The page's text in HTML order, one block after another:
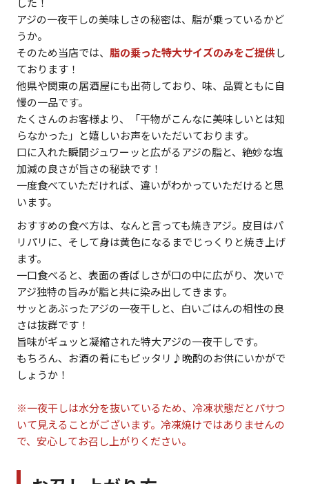
アジの一夜干しの美味しさの秘密は、脂が乗っているかど
うか。
そのため当店では、脂の乗った特大サイズのみをご提供し
ております！
他県や関東の居酒屋にも出荷しており、味、品質ともに自
慢の一品です。
たくさんのお客様より、「干物がこんなに美味しいとは知
らなかった」と嬉しいお声をいただいております。
口に入れた瞬間ジュワーッと広がるアジの脂と、絶妙な塩
加減の良さが旨さの秘訣です！
一度食べていただければ、違いがわかっていただけると思
います。
おすすめの食べ方は、なんと言っても焼きアジ。皮目はパ
リパリに、そして身は黄色になるまでじっくりと焼き上げ
ます。
一口食べると、表面の香ばしさが口の中に広がり、次いで
アジ独特の旨みが脂と共に染み出してきます。
サッとあぶったアジの一夜干しと、白いごはんの相性の良
さは抜群です！
旨味がギュッと凝縮された特大アジの一夜干しです。
もちろん、お酒の肴にもピッタリ♪晩酌のお供にいかがで
しょうか！
※一夜干しは水分を抜いているため、冷凍状態だとパサつ
いて見えることがございます。冷凍焼けではありませんの
で、安心してお召し上がりください。